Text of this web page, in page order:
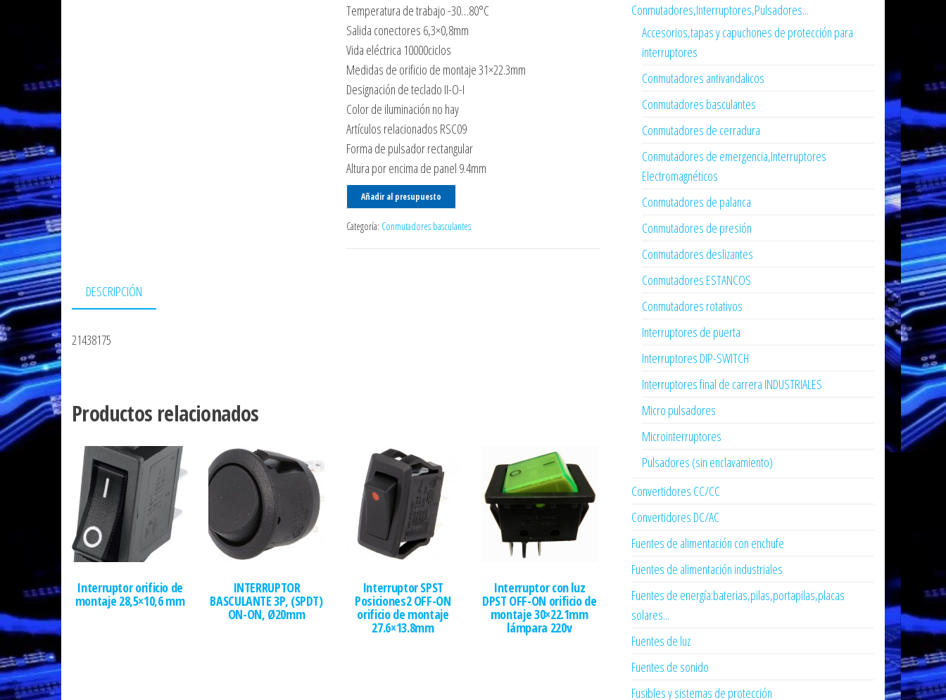
Temperatura de trabajo -30…80°C
Salida conectores 6,3×0,8mm
Vida eléctrica 10000ciclos
Medidas de orificio de montaje 31×22.3mm
Designación de teclado II-O-I
Color de iluminación no hay
Artículos relacionados RSC09
Forma de pulsador rectangular
Altura por encima de panel 9.4mm
Añadir al presupuesto
Categoría: Conmutadores basculantes
DESCRIPCIÓN
21438175
Productos relacionados
Interruptor orificio de
montaje 28,5×10,6 mm
INTERRUPTOR
BASCULANTE 3P, (SPDT)
ON-ON, Ø20mm
Interruptor SPST
Posiciones2 OFF-ON
orificio de montaje
27.6×13.8mm
Interruptor con luz
DPST OFF-ON orificio de
montaje 30×22.1mm
lámpara 220v
Conmutadores,Interruptores,Pulsadores...
Accesorios,tapas y capuchones de protección para
interruptores
Conmutadores antivandalicos
Conmutadores basculantes
Conmutadores de cerradura
Conmutadores de emergencia,Interruptores
Electromagnéticos
Conmutadores de palanca
Conmutadores de presión
Conmutadores deslizantes
Conmutadores ESTANCOS
Conmutadores rotativos
Interruptores de puerta
Interruptores DIP-SWITCH
Interruptores final de carrera INDUSTRIALES
Micro pulsadores
Microinterruptores
Pulsadores (sin enclavamiento)
Convertidores CC/CC
Convertidores DC/AC
Fuentes de alimentación con enchufe
Fuentes de alimentación industriales
Fuentes de energía:baterias,pilas,portapilas,placas
solares...
Fuentes de luz
Fuentes de sonido
Fusibles y sistemas de protección